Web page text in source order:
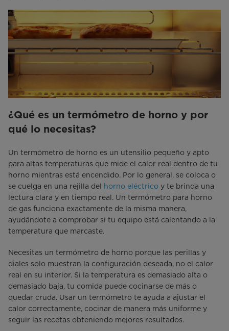
¿Qué es un termómetro de horno y por
qué lo necesitas?
Un termómetro de horno es un utensilio pequeño y apto
para altas temperaturas que mide el calor real dentro de tu
horno mientras está encendido. Por lo general, se coloca o
se cuelga en una rejilla del horno eléctrico y te brinda una
lectura clara y en tiempo real. Un termómetro para horno
de gas funciona exactamente de la misma manera,
ayudándote a comprobar si tu equipo está calentando a la
temperatura que marcaste.
Necesitas un termómetro de horno porque las perillas y
diales solo muestran la configuración deseada, no el calor
real en su interior. Si la temperatura es demasiado alta o
demasiado baja, tu comida puede cocinarse de más o
quedar cruda. Usar un termómetro te ayuda a ajustar el
calor correctamente, cocinar de manera más uniforme y
seguir las recetas obteniendo mejores resultados.